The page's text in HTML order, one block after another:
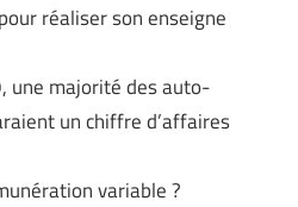
réaliser son enseigne
une majorité des auto-
un chiffre d’affaires
variable ?